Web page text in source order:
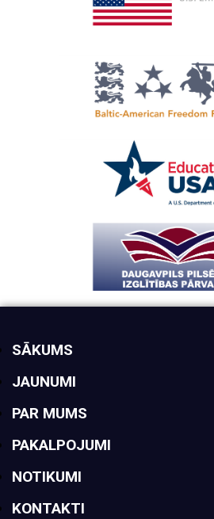
SĀKUMS
JAUNUMI
PAR MUMS
PAKALPOJUMI
NOTIKUMI
KONTAKTI